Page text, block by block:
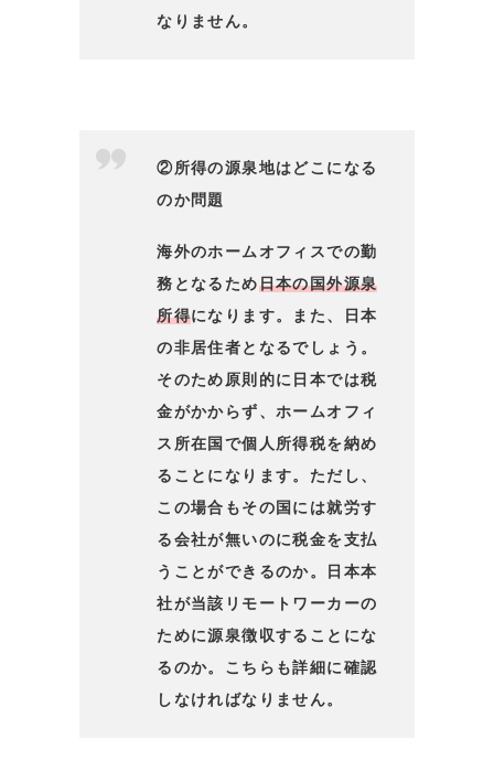
なりません。
②所得の源泉地はどこになる
のか問題
海外のホームオフィスでの勤
務となるため日本の国外源泉
所得になります。また、日本
の非居住者となるでしょう。
そのため原則的に日本では税
金がかからず、ホームオフィ
ス所在国で個人所得税を納め
ることになります。ただし、
この場合もその国には就労す
る会社が無いのに税金を支払
うことができるのか。日本本
社が当該リモートワーカーの
ために源泉徴収することにな
るのか。こちらも詳細に確認
しなければなりません。